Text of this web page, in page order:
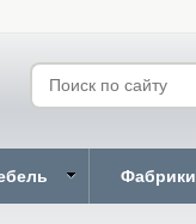
Фабрики